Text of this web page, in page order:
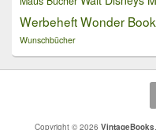
WerbeheftWonder
Wunschbücher
Copyright © 2026 VintageBooks